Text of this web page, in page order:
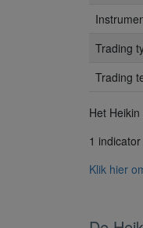
Trading
Trading
Het
1
Klik hier